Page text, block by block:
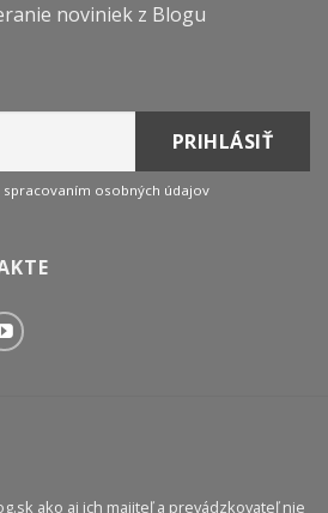
noviniek z Blogu
osobných údajov
ako aj ich majiteľ a prevádzkovateľ nie